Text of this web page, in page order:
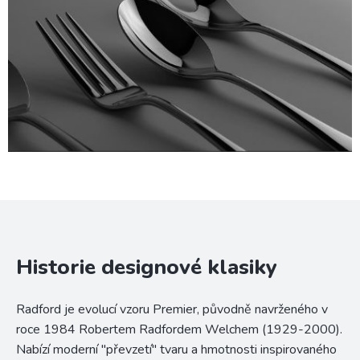
Historie designové klasiky
Radford je evolucí vzoru Premier, původně navrženého v
roce 1984 Robertem Radfordem Welchem (1929-2000).
Nabízí moderní "převzetí" tvaru a hmotnosti inspirovaného